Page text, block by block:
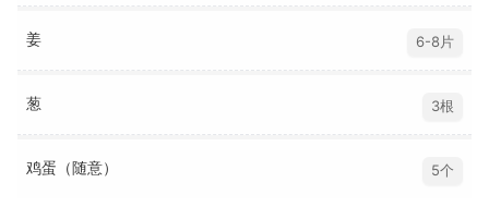
姜 6-8片
葱 3根
鸡蛋（随意） 5个